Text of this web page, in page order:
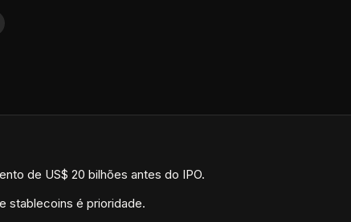
de US$ 20 bilhões antes do IPO.
stablecoins é prioridade.